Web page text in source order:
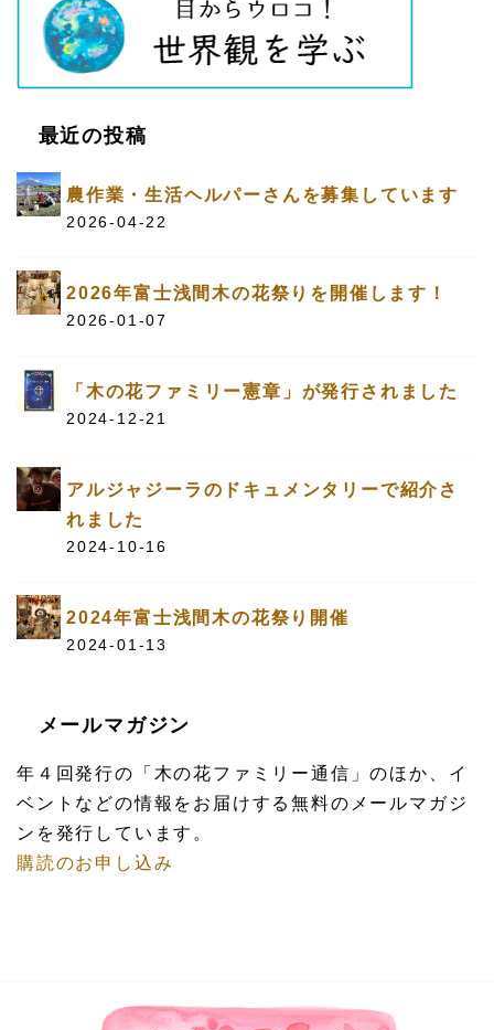
最近の投稿
農作業・生活ヘルパーさんを募集しています
2026-04-22
2026年富士浅間木の花祭りを開催します！
2026-01-07
「木の花ファミリー憲章」が発行されました
2024-12-21
アルジャジーラのドキュメンタリーで紹介さ
れました
2024-10-16
2024年富士浅間木の花祭り開催
2024-01-13
メールマガジン
年４回発行の「木の花ファミリー通信」のほか、イ
ベントなどの情報をお届けする無料のメールマガジ
ンを発行しています。
購読のお申し込み